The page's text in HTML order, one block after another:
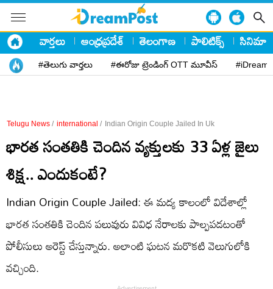
వార్తలు ఆంధ్రప్రదేశ్ తెలంగాణ పాలిటిక్స్ సినిమా
#తెలుగు వార్తలు #ఈరోజు ట్రెండింగ్ OTT మూవీస్
Telugu News / international / Indian Origin Couple Jailed In Uk
భారత సంతతికి చెందిన వ్యక్తులకు 33 ఏళ్ల జైలు
శిక్ష.. ఎందుకంటే?
Indian Origin Couple Jailed: ఈ మద్య కాలంలో విదేశాల్లో
భారత సంతతికి చెందిన పలువురు వివిధ నేరాలకు పాల్పపడటంతో
పోలీసులు అరెస్ట్ చేస్తున్నారు. అలాంటి ఘటన మరొకటి వెలుగులోకి
వచ్చింది.